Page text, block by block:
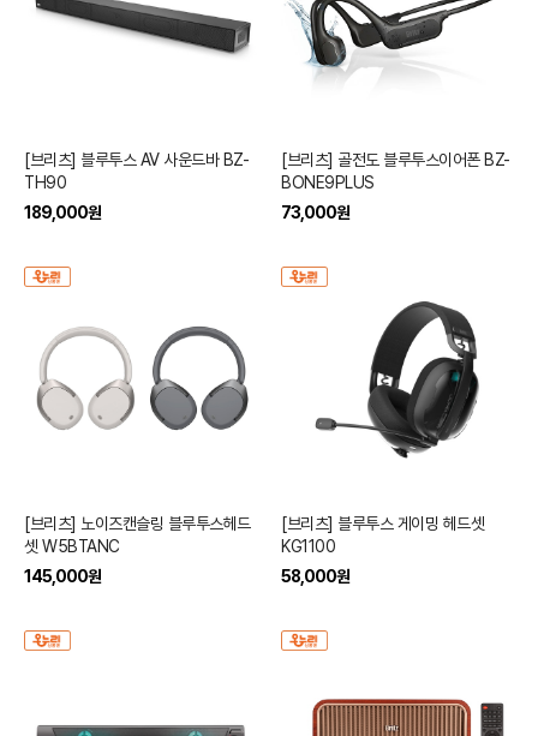
[브리츠] 블루투스 AV 사운드바 BZ-
TH90
189,000원
[브리츠] 골전도 블루투스이어폰 BZ-
BONE9PLUS
73,000원
[브리츠] 노이즈캔슬링 블루투스헤드
셋 W5BTANC
145,000원
[브리츠] 블루투스 게이밍 헤드셋
KG1100
58,000원